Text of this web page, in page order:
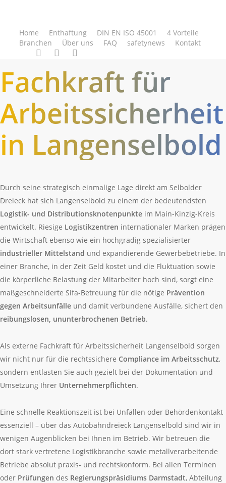
content
Home Enthaftung DIN EN ISO 45001
4 Vorteile
Branchen
Über uns FAQ safetynews
Kontakt
linkedinphone email
Fachkraft für
Arbeitssicherheit
in Langenselbold
Durch seine strategisch einmalige Lage direkt am Selbolder
Dreieck hat sich Langenselbold zu einem der bedeutendsten
Logistik- und Distributionsknotenpunkte im Main-Kinzig-Kreis
entwickelt. Riesige Logistikzentren internationaler Marken prägen
die Wirtschaft ebenso wie ein hochgradig spezialisierter
industrieller Mittelstand und expandierende Gewerbebetriebe. In
einer Branche, in der Zeit Geld kostet und die Fluktuation sowie
die körperliche Belastung der Mitarbeiter hoch sind, sorgt eine
maßgeschneiderte Sifa-Betreuung für die nötige Prävention
gegen Arbeitsunfälle und damit verbundene Ausfälle, sichert den
reibungslosen, ununterbrochenen Betrieb.
Als externe Fachkraft für Arbeitssicherheit Langenselbold sorgen
wir nicht nur für die rechtssichere Compliance im Arbeitsschutz,
sondern entlasten Sie auch gezielt bei der Dokumentation und
Umsetzung Ihrer Unternehmerpflichten.
Eine schnelle Reaktionszeit ist bei Unfällen oder Behördenkontakt
essenziell – über das Autobahndreieck Langenselbold sind wir in
wenigen Augenblicken bei Ihnen im Betrieb. Wir betreuen die
dort stark vertretene Logistikbranche sowie metallverarbeitende
Betriebe absolut praxis- und rechtskonform. Bei allen Terminen
oder Prüfungen des Regierungspräsidiums Darmstadt, Abteilung